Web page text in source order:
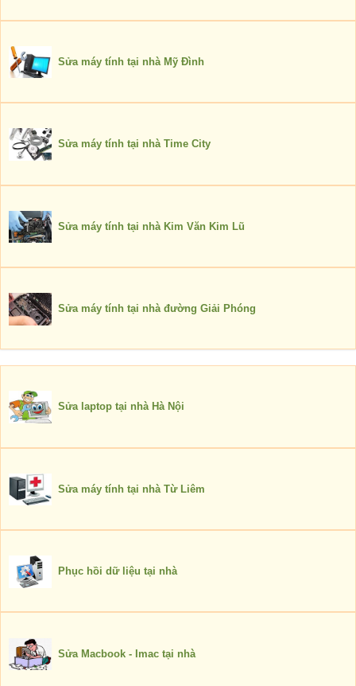
Sửa máy tính tại nhà Mỹ Đình
Sửa máy tính tại nhà Time City
Sửa máy tính tại nhà Kim Văn Kim Lũ
Sửa máy tính tại nhà đường Giải Phóng
Sửa laptop tại nhà Hà Nội
Sửa máy tính tại nhà Từ Liêm
Phục hồi dữ liệu tại nhà
Sửa Macbook - Imac tại nhà